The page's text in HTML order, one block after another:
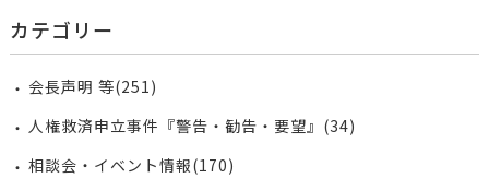
カテゴリー
会長声明 等(251)
人権救済申立事件『警告・勧告・要望』(34)
相談会・イベント情報(170)